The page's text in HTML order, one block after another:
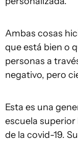
Ambas cosas
que está bien o
personas a
negativo, pero
Esta es una
escuela
de la covid-19.